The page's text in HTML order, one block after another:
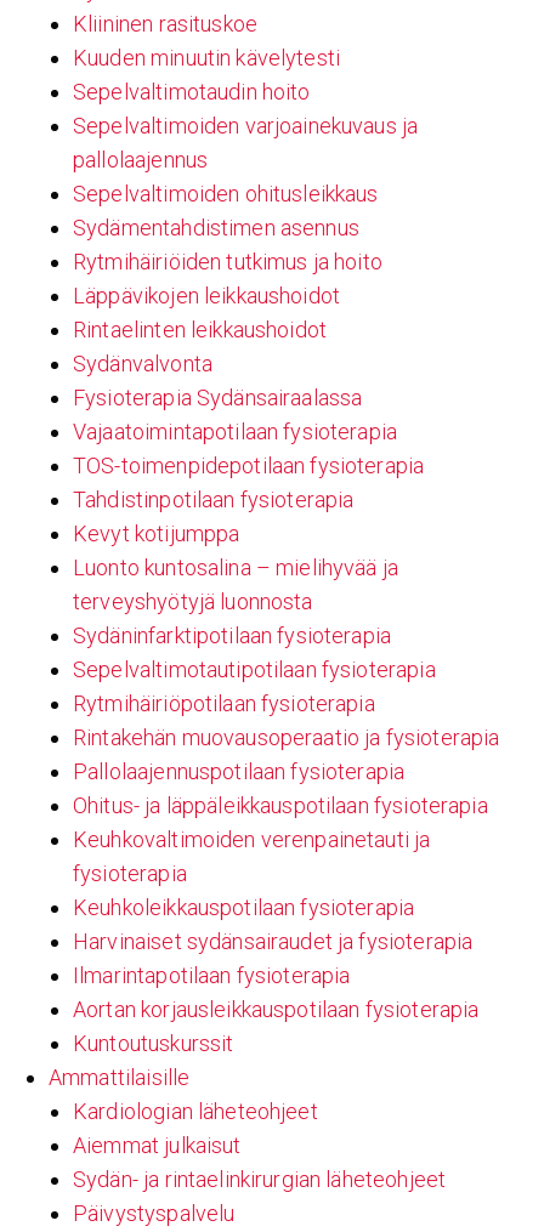
Kliininen rasituskoe
Kuuden minuutin kävelytesti
Sepelvaltimotaudin hoito
Sepelvaltimoiden varjoainekuvaus ja
pallolaajennus
Sepelvaltimoiden ohitusleikkaus
Sydämentahdistimen asennus
Rytmihäiriöiden tutkimus ja hoito
Läppävikojen leikkaushoidot
Rintaelinten leikkaushoidot
Sydänvalvonta
Fysioterapia Sydänsairaalassa
Vajaatoimintapotilaan fysioterapia
TOS-toimenpidepotilaan fysioterapia
Tahdistinpotilaan fysioterapia
Kevyt kotijumppa
Luonto kuntosalina – mielihyvää ja
terveyshyötyjä luonnosta
Sydäninfarktipotilaan fysioterapia
Sepelvaltimotautipotilaan fysioterapia
Rytmihäiriöpotilaan fysioterapia
Rintakehän muovausoperaatio ja fysioterapia
Pallolaajennuspotilaan fysioterapia
Ohitus- ja läppäleikkauspotilaan fysioterapia
Keuhkovaltimoiden verenpainetauti ja
fysioterapia
Keuhkoleikkauspotilaan fysioterapia
Harvinaiset sydänsairaudet ja fysioterapia
Ilmarintapotilaan fysioterapia
Aortan korjausleikkauspotilaan fysioterapia
Kuntoutuskurssit
Ammattilaisille
Kardiologian läheteohjeet
Aiemmat julkaisut
Sydän- ja rintaelinkirurgian läheteohjeet
Päivystyspalvelu